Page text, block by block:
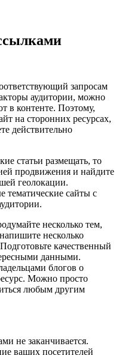
запросам
аудитории, можно
в контенте. Поэтому,
на сторонних ресурсах,
действительно
статьи размещать, то
продвижения и найдите
геолокации.
сайты с
несколько тем,
несколько
качественный
данными.
блогов о
Можно просто
любым другим
не заканчивается.
ваших посетителей